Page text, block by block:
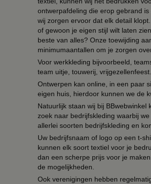
ontwerpafdeling die erop gebrand
wij zorgen ervoor dat elk detail
of gewoon je eigen stijl wilt laten
beste van alles? Onze toewijding
minimumaantallen om je zorgen
Voor werkkleding bijvoorbeeld,
team uitje, touwerij,
Ontwerpen kan online, in een paar
eigen huis, hierdoor kunnen we de
Natuurlijk staan wij bij
zoek naar bedrijfskleding waarbij
allerlei soorten bedrijfskleding en
Uw bedrijfsnaam of logo op een t-
kunnen elk soort textiel voor je
dan een scherpe prijs voor je
de mogelijkheden.
Ook verenigingen hebben